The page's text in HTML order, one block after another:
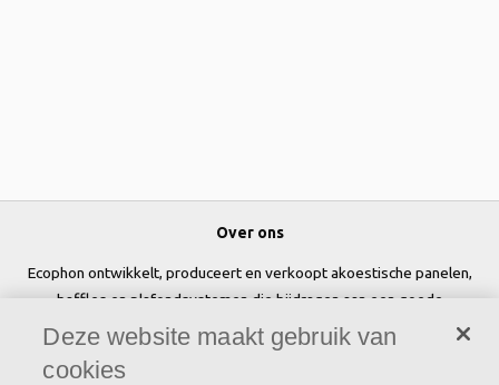
Over ons
Ecophon ontwikkelt, produceert en verkoopt akoestische panelen,
baffles en plafondsystemen die bijdragen aan een goede
werkomgeving door het welzijn en de prestaties van mensen te
verbeteren.
Deze website maakt gebruik van
cookies